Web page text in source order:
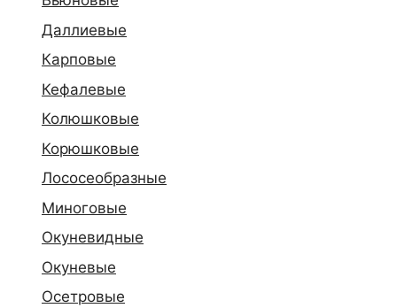
Даллиевые
Карповые
Кефалевые
Колюшковые
Корюшковые
Лососеобразные
Миноговые
Окуневидные
Окуневые
Осетровые